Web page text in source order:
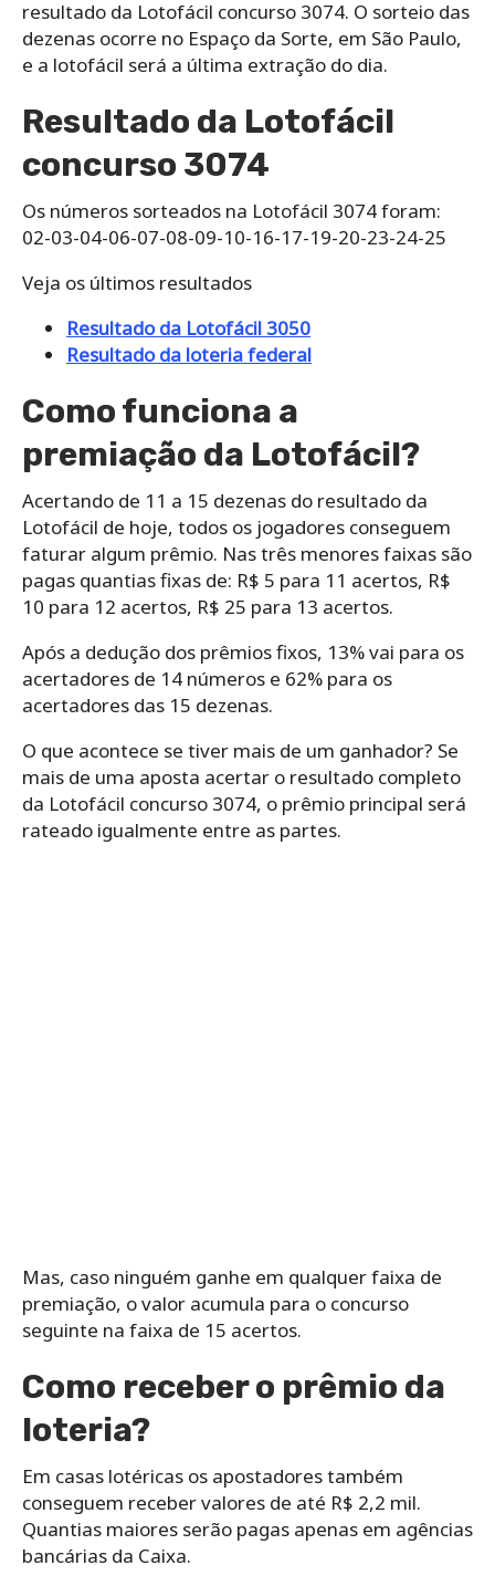
resultado da Lotofácil concurso 3074. O sorteio das
dezenas ocorre no Espaço da Sorte, em São Paulo,
e a lotofácil será a última extração do dia.
Resultado da Lotofácil
concurso 3074
Os números sorteados na Lotofácil 3074 foram:
02-03-04-06-07-08-09-10-16-17-19-20-23-24-25
Veja os últimos resultados
Resultado da Lotofácil 3050
Resultado da loteria federal
Como funciona a
premiação da Lotofácil?
Acertando de 11 a 15 dezenas do resultado da
Lotofácil de hoje, todos os jogadores conseguem
faturar algum prêmio. Nas três menores faixas são
pagas quantias fixas de: R$ 5 para 11 acertos, R$
10 para 12 acertos, R$ 25 para 13 acertos.
Após a dedução dos prêmios fixos, 13% vai para os
acertadores de 14 números e 62% para os
acertadores das 15 dezenas.
O que acontece se tiver mais de um ganhador? Se
mais de uma aposta acertar o resultado completo
da Lotofácil concurso 3074, o prêmio principal será
rateado igualmente entre as partes.
Mas, caso ninguém ganhe em qualquer faixa de
premiação, o valor acumula para o concurso
seguinte na faixa de 15 acertos.
Como receber o prêmio da
loteria?
Em casas lotéricas os apostadores também
conseguem receber valores de até R$ 2,2 mil.
Quantias maiores serão pagas apenas em agências
bancárias da Caixa.